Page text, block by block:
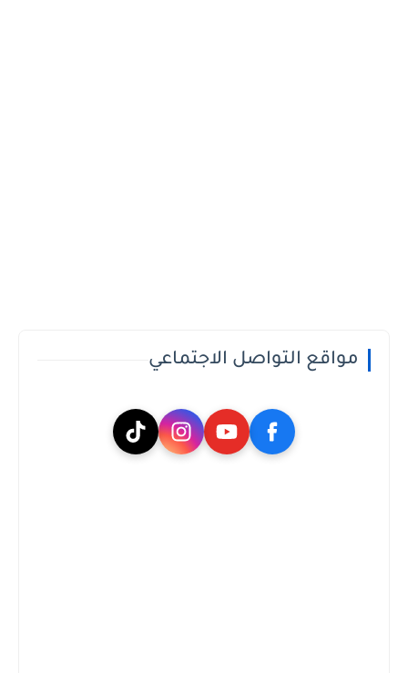
مواقع التواصل الاجتماعي